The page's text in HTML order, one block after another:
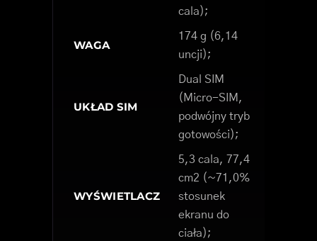
cala);
WAGA
174 g (6,14
uncji);
UKŁAD SIM
Dual SIM
(Micro-SIM,
podwójny tryb
gotowości);
WYŚWIETLACZ
5,3 cala, 77,4
cm2 (~71,0%
stosunek
ekranu do
ciała);